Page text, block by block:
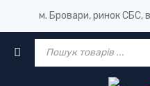
м. Бровари, ринок СБС,